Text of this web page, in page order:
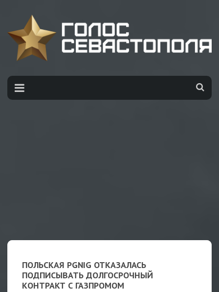
ПОЛЬСКАЯ PGNIG ОТКАЗАЛАСЬ
ПОДПИСЫВАТЬ ДОЛГОСРОЧНЫЙ
КОНТРАКТ С ГАЗПРОМОМ